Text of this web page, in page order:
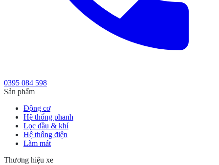
0395 084 598
Sản phẩm
Động cơ
Hệ thống phanh
Lọc dầu & khí
Hệ thống điện
Làm mát
Thương hiệu xe